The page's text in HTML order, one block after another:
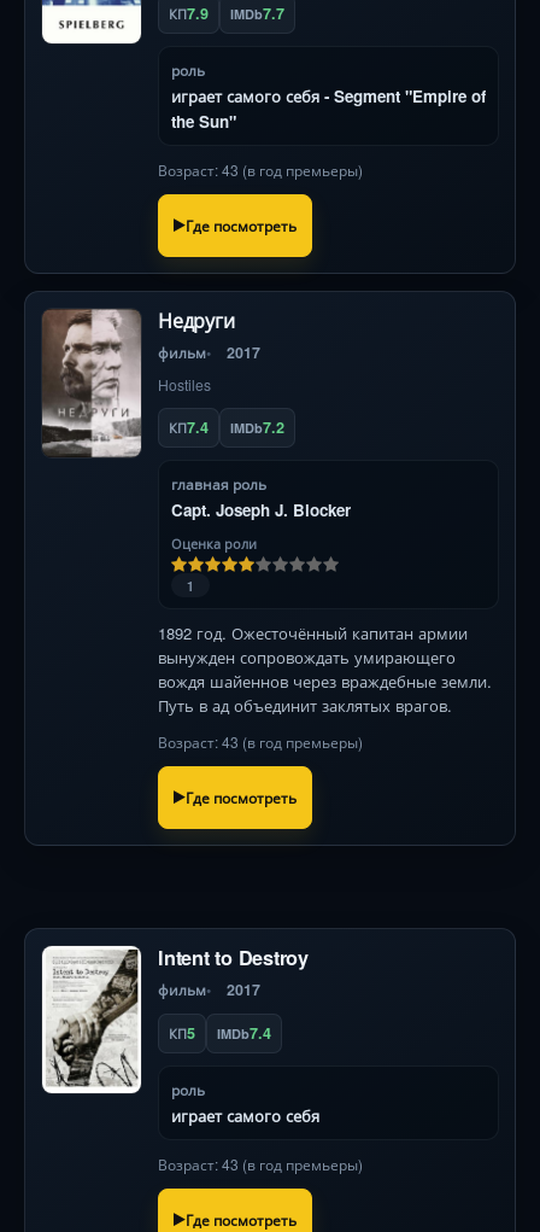
КП7.9 IMDb7.7
роль
играет самого себя - Segment "Empire of
the Sun"
Возраст: 43 (в год премьеры)
Где посмотреть
Недруги
фильм 2017
Hostiles
КП7.4 IMDb7.2
главная роль
Capt. Joseph J. Blocker
Оценка роли
1
1892 год. Ожесточённый капитан армии
вынужден сопровождать умирающего
вождя шайеннов через враждебные земли.
Путь в ад объединит заклятых врагов.
Возраст: 43 (в год премьеры)
Где посмотреть
Intent to Destroy
фильм 2017
КП5 IMDb7.4
роль
играет самого себя
Возраст: 43 (в год премьеры)
Где посмотреть